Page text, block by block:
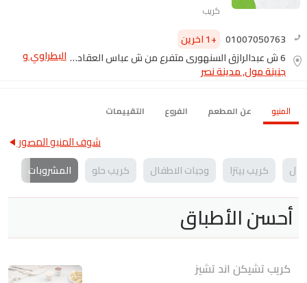
كريب
01007050763 +1 اخرين
6 ش عبدالرازق السنهوري متفرع من ش عباس العقاد بجوار العطاره الهنديهالبطراوي و
جنينة مول, مدينة نصر
المنيو عن المطعم الفروع التقييمات
شوف المنيو المصور
كريب بيتزا وجبات الاطفال كريب حلو المشروبات
أحسن الأطباق
كريب تشيكن اند تشيز